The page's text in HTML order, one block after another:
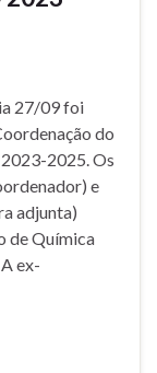
27/09 foi
do
2025. Os
e
adjunta)
de Química
ex-